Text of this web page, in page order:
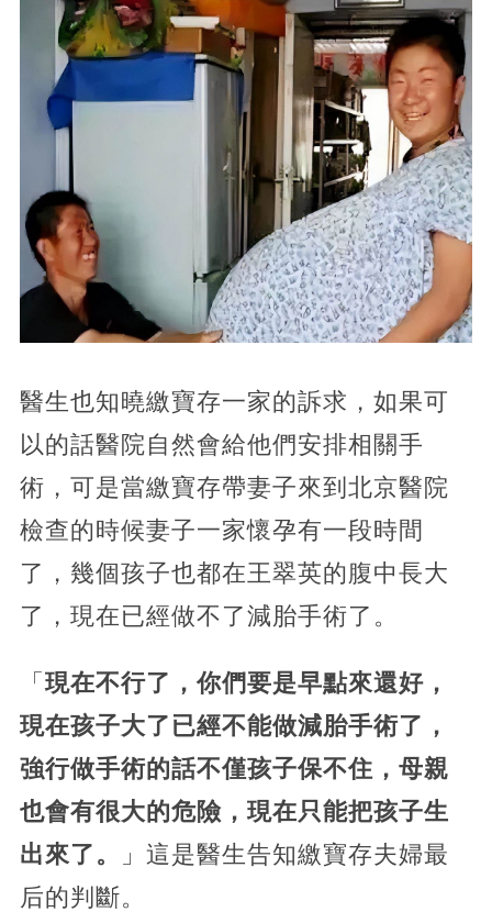
醫生也知曉繳寶存一家的訴求，如果可
以的話醫院自然會給他們安排相關手
術，可是當繳寶存帶妻子來到北京醫院
檢查的時候妻子一家懷孕有一段時間
了，幾個孩子也都在王翠英的腹中長大
了，現在已經做不了減胎手術了。
「現在不行了，你們要是早點來還好，
現在孩子大了已經不能做減胎手術了，
強行做手術的話不僅孩子保不住，母親
也會有很大的危險，現在只能把孩子生
出來了。
」這是醫生告知繳寶存夫婦最
后的判斷。